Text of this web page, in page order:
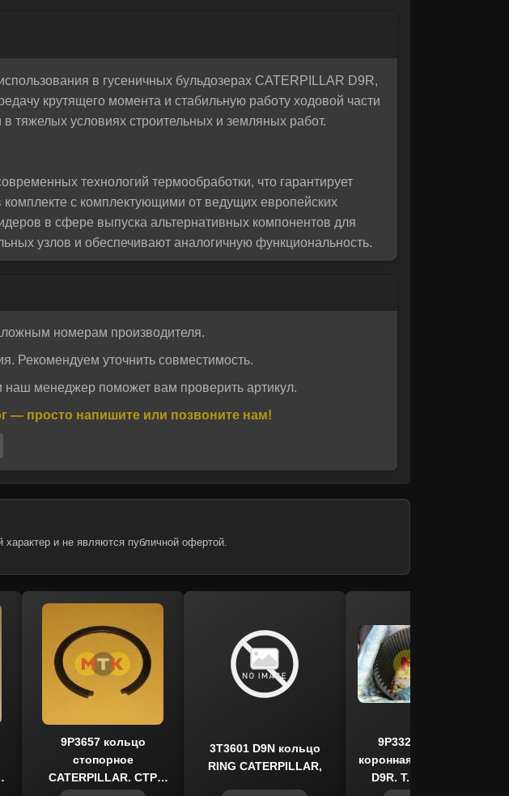
в течение 5 минут.в гусеничных бульдозерах CATERPILLAR D9R,
крутящего момента и стабильную работу ходовой части
тяжелых условиях строительных и земляных работ.
технологий термообработки, что гарантирует
с комплектующими от ведущих европейских
в сфере выпуска альтернативных компонентов для
узлов и обеспечивают аналогичную функциональность.
совместимость и надежность. Наш интернет-магазин
геометрией, обеспечивающей легкую установку и
модели D9, D8 и другие. Благодаря оптимальному
для сервисных центров и владельцев спецтехники.
номерам производителя.
Рекомендуем уточнить совместимость.
наш менеджер поможет вам проверить артикул.
— просто напишите или позвоните нам!
и не являются публичной офертой.
9P3657 кольцо
стопорное
CATERPILLAR, CTP
3T3601 D9N кольцо
RING CATERPILLAR,
9P3320 шестерня
коронная CATERPILLAR
D9R, T, N, ITR USCO